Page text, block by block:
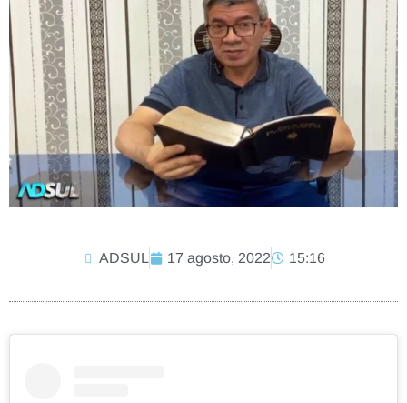
ADSUL 17 agosto, 2022 15:16